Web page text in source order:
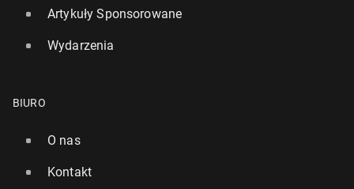
Artykuły Sponsorowane
Wydarzenia
BIURO
O nas
Kontakt